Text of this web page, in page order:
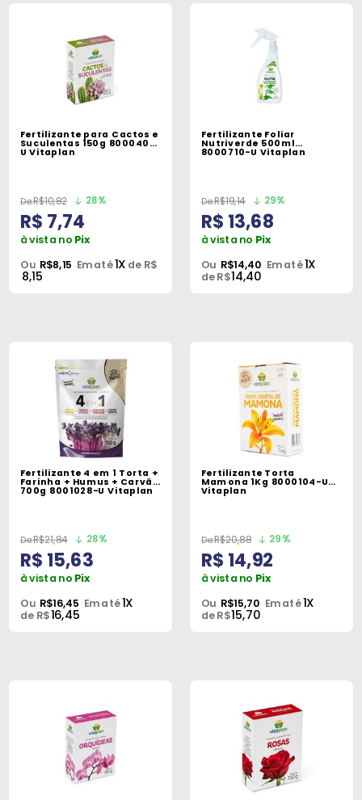
Fertilizante para Cactos e
Suculentas 150g 8000407-
U Vitaplan
R$10,82 28%
R$ 7,74
à vista no Pix
Ou R$8,15 Em até1X de R$
8,15
Fertilizante Foliar
Nutriverde 500ml
8000710-U Vitaplan
R$19,14 29%
R$ 13,68
à vista no Pix
Ou R$14,40 Em até1X
de R$14,40
Fertilizante 4 em 1 Torta +
Farinha + Humus + Carvão
700g 8001028-U Vitaplan
R$21,84 28%
R$ 15,63
à vista no Pix
Ou R$16,45 Em até1X
de R$16,45
Fertilizante Torta
Mamona 1Kg 8000104-U
Vitaplan
R$20,88 29%
R$ 14,92
à vista no Pix
Ou R$15,70 Em até1X
de R$15,70